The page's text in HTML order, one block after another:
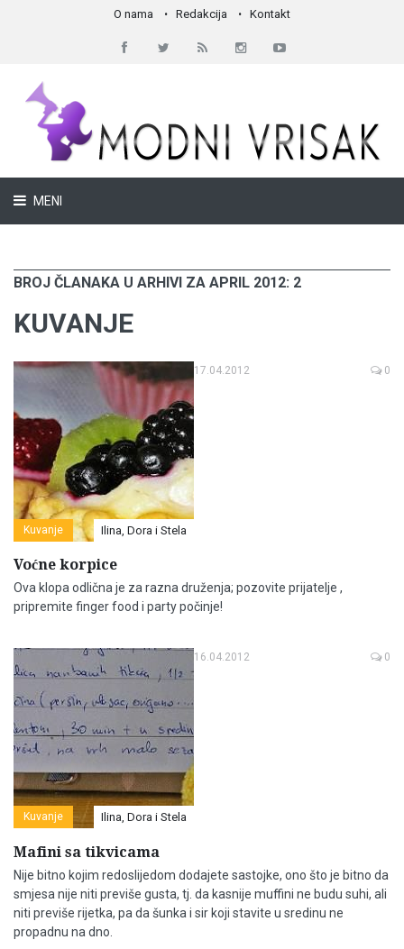
O nama Redakcija Kontakt
MENI
BROJ ČLANAKA U ARHIVI ZA APRIL 2012: 2
KUVANJE
Kuvanje Ilina, Dora i Stela
17.04.2012 0
Voćne korpice
Ova klopa odlična je za razna druženja; pozovite prijatelje ,
pripremite finger food i party počinje!
Kuvanje Ilina, Dora i Stela
16.04.2012 0
Mafini sa tikvicama
Nije bitno kojim redoslijedom dodajete sastojke, ono što je bitno da
smjesa nije niti previše gusta, tj. da kasnije muffini ne budu suhi, ali
niti previše rijetka, pa da šunka i sir koji stavite u sredinu ne
propadnu na dno.